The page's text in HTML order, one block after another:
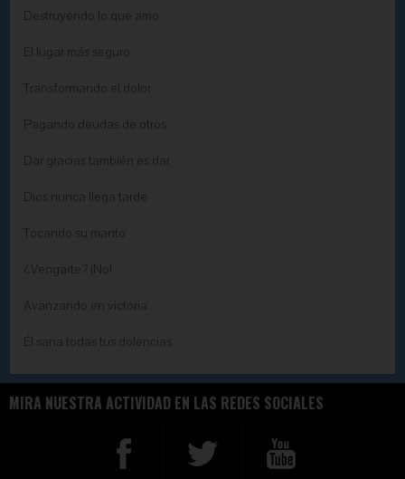
Destruyendo lo que amo
El lugar más seguro
Transformando el dolor
Pagando deudas de otros
Dar gracias también es dar
Dios nunca llega tarde
Tocando su manto
¿Vengarte? ¡No!
Avanzando en victoria
Él sana todas tus dolencias
MIRA NUESTRA ACTIVIDAD EN LAS REDES SOCIALES